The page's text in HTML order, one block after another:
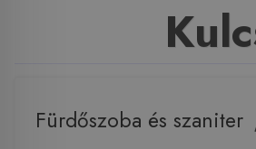
Fürdőszoba és szaniter